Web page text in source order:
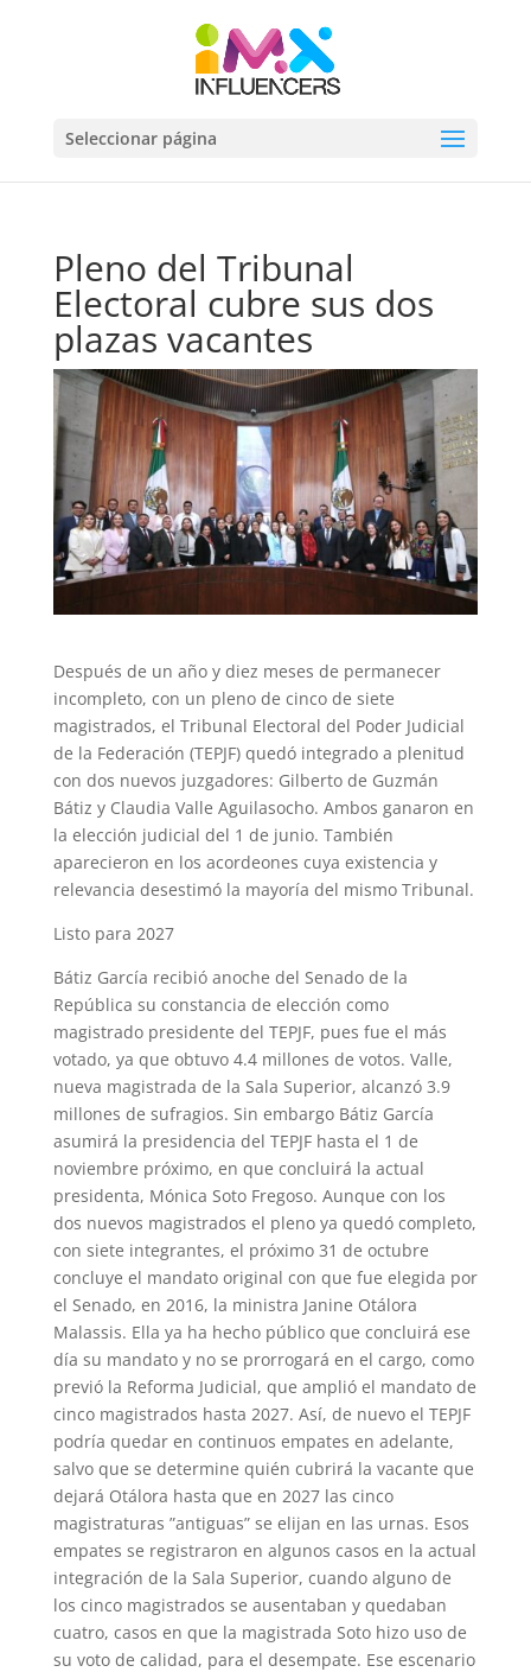
Seleccionar página
Pleno del Tribunal
Electoral cubre sus dos
plazas vacantes
Después de un año y diez meses de permanecer
incompleto, con un pleno de cinco de siete
magistrados, el Tribunal Electoral del Poder Judicial
de la Federación (TEPJF) quedó integrado a plenitud
con dos nuevos juzgadores: Gilberto de Guzmán
Bátiz y Claudia Valle Aguilasocho. Ambos ganaron en
la elección judicial del 1 de junio. También
aparecieron en los acordeones cuya existencia y
relevancia desestimó la mayoría del mismo Tribunal.
Listo para 2027
Bátiz García recibió anoche del Senado de la
República su constancia de elección como
magistrado presidente del TEPJF, pues fue el más
votado, ya que obtuvo 4.4 millones de votos. Valle,
nueva magistrada de la Sala Superior, alcanzó 3.9
millones de sufragios. Sin embargo Bátiz García
asumirá la presidencia del TEPJF hasta el 1 de
noviembre próximo, en que concluirá la actual
presidenta, Mónica Soto Fregoso. Aunque con los
dos nuevos magistrados el pleno ya quedó completo,
con siete integrantes, el próximo 31 de octubre
concluye el mandato original con que fue elegida por
el Senado, en 2016, la ministra Janine Otálora
Malassis. Ella ya ha hecho público que concluirá ese
día su mandato y no se prorrogará en el cargo, como
previó la Reforma Judicial, que amplió el mandato de
cinco magistrados hasta 2027. Así, de nuevo el TEPJF
podría quedar en continuos empates en adelante,
salvo que se determine quién cubrirá la vacante que
dejará Otálora hasta que en 2027 las cinco
magistraturas ”antiguas” se elijan en las urnas. Esos
empates se registraron en algunos casos en la actual
integración de la Sala Superior, cuando alguno de
los cinco magistrados se ausentaban y quedaban
cuatro, casos en que la magistrada Soto hizo uso de
su voto de calidad, para el desempate. Ese escenario